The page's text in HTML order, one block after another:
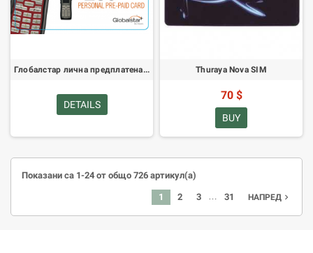
Глобалстар лична предплатена карта 250
DETAILS
Thuraya Nova SIM
70 $
BUY
Показани са 1-24 от общо 726 артикул(а)
1 2 3 … 31 НАПРЕД navigate_next